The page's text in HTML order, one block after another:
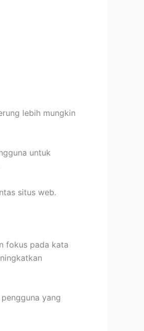
lebih mungkin
untuk
situs web.
fokus pada kata
yang